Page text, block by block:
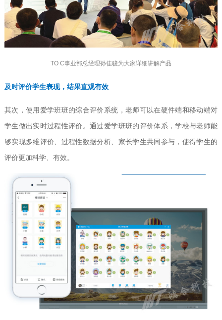
TO C事业部总经理孙佳骏为大家详细讲解产品
及时评价学生表现，结果直观有效
其次，使用爱学班班的综合评价系统，老师可以在硬件端和移动端对
学生做出实时过程性评价。通过爱学班班的评价体系，学校与老师能
够实现多维评价、过程性数据分析、家长学生共同参与，使得学生的
评价更加科学、有效。